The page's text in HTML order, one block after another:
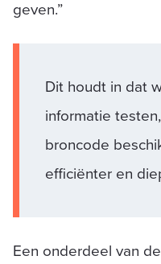
geven.”
Dit houdt in dat
informatie
broncode
efficiënter en
Een onderdeel van